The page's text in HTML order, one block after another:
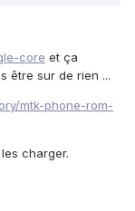
core et ça
être sur de rien ...
mtk-phone-rom-
charger.